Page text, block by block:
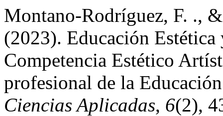
Montano-Rodríguez, F. .,
(2023). Educación
Competencia Estético
profesional de la
Ciencias Aplicadas, 6(2),